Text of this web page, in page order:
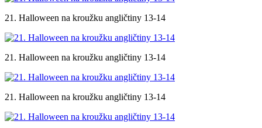
21. Halloween na kroužku angličtiny 13-14
21. Halloween na kroužku angličtiny 13-14
21. Halloween na kroužku angličtiny 13-14